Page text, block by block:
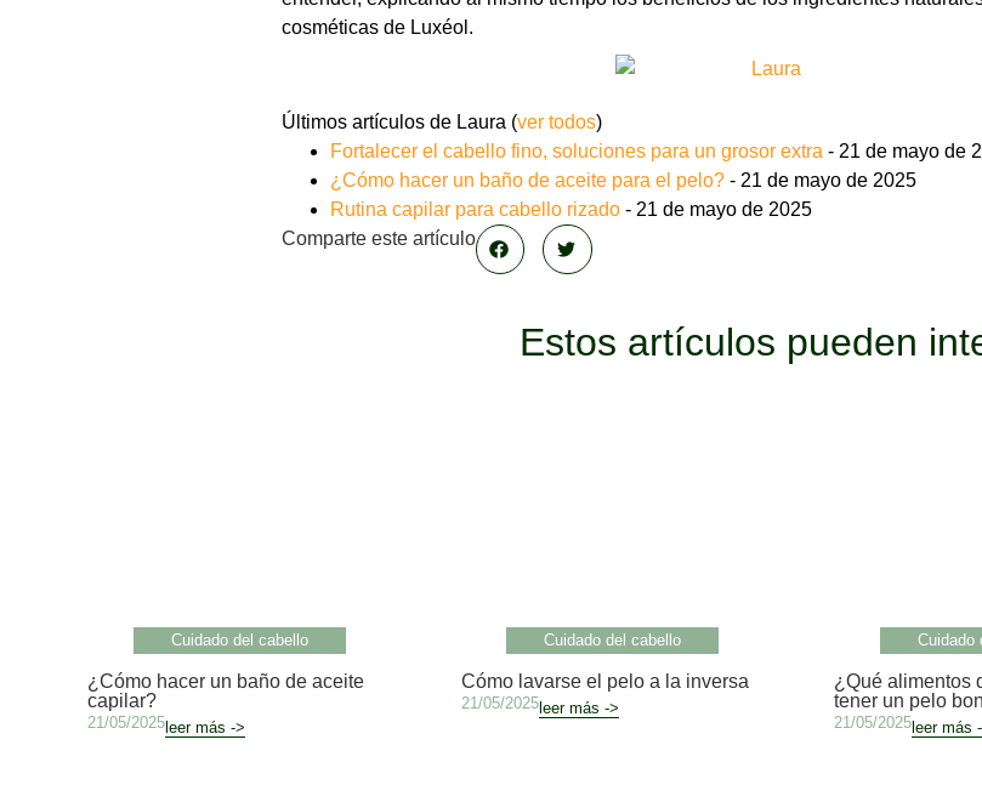
cosméticas de Luxéol.
Últimos artículos de Laura (ver todos)
Fortalecer el cabello fino, soluciones para un grosor extra - 21 de mayo de
¿Cómo hacer un baño de aceite para el pelo?- 21 de mayo de 2025
Rutina capilar para cabello rizado- 21 de mayo de 2025
Comparte este artículo
Estos artículos pueden
Cuidado del cabello
¿Cómo hacer un baño de aceite
capilar?
21/05/2025leer más ->
Cuidado del cabello
Cómo lavarse el pelo a la inversa
21/05/2025leer más ->
Cuidado
¿Qué alimentos
tener un pelo
21/05/2025leer más